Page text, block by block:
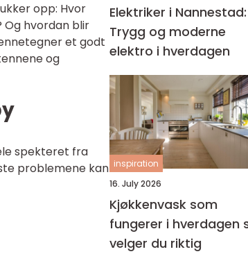
opp: Hvor
hvordan blir
et godt
og
spekteret fra
problemene kan
Elektriker i Nannestad:
Trygg og moderne
elektro i hverdagen
inspiration
16. July 2026
Kjøkkenvask som
fungerer i hverdagen slik
velger du riktig